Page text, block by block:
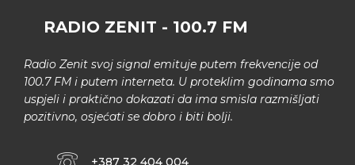
RADIO ZENIT - 100.7 FM
Radio Zenit svoj signal emituje putem frekvencije od
100.7 FM i putem interneta. U proteklim godinama smo
uspjeli i praktično dokazati da ima smisla razmišljati
pozitivno, osjećati se dobro i biti bolji.
+387 32 404 004